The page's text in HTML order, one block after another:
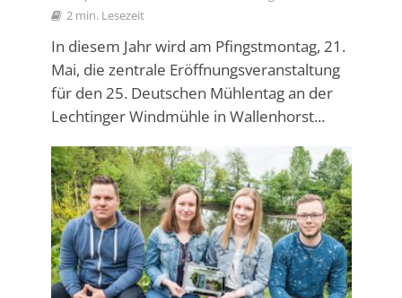
2 min. Lesezeit
In diesem Jahr wird am Pfingstmontag, 21.
Mai, die zentrale Eröffnungsveranstaltung
für den 25. Deutschen Mühlentag an der
Lechtinger Windmühle in Wallenhorst...